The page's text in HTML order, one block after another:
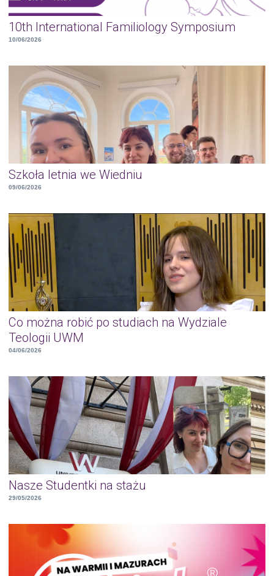
10th International Familiology Symposium
10/06/2026
Szkoła letnia we Wiedniu
09/06/2026
Co można robić po studiach na Wydziale
Teologii UWM
04/06/2026
Nasze Studentki na stażu
29/05/2026